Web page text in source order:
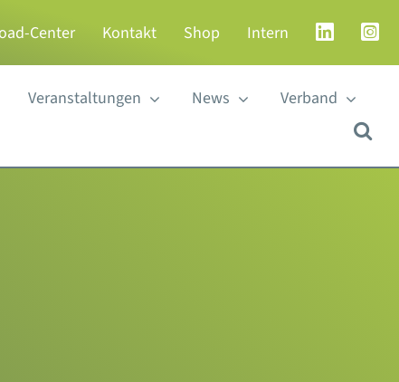
Center Kontakt Shop Intern
Veranstaltungen News Verband